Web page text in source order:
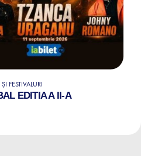
FESTIVALURI
EDITIA A II-A